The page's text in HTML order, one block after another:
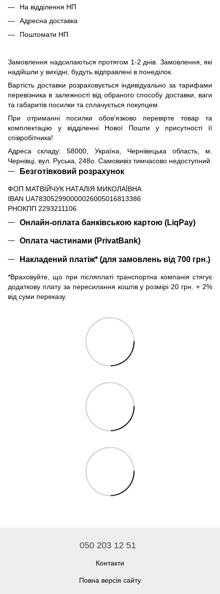
На відділення НП
Адресна доставка
Поштомати НП
Замовлення надсилаються протягом 1-2 днів. Замовлення, які
надійшли у вихідні, будуть відправлені в понеділок.
Вартість доставки розраховується індивідуально за тарифами
перевізника в залежності від обраного способу доставки, ваги
та габаритів посилки та сплачується покупцем.
При отриманні посилки обов’язково перевірте товар та
комплектацію у відділенні Нової Пошти у присутності її
співробітника!
Адреса складу: 58000, Україна, Чернівецька область, м.
Чернівці, вул. Руська, 248о. Самовивіз тимчасово недоступний.
Безготівковий розрахунок
ФОП МАТВІЙЧУК НАТАЛІЯ МИКОЛАЇВНА
IBAN UA783052990000026005016813386
РНОКПП 2293211106
Онлайн-оплата банківською картою (LiqPay)
Оплата частинами (PrivatBank)
Накладений платіж* (для замовлень від 700 грн.)
*Враховуйте, що при післяплаті транспортна компанія стягує
додаткову плату за пересилання коштів у розмірі 20 грн. + 2%
від суми переказу.
050 203 12 51
Контакти
Повна версія сайту